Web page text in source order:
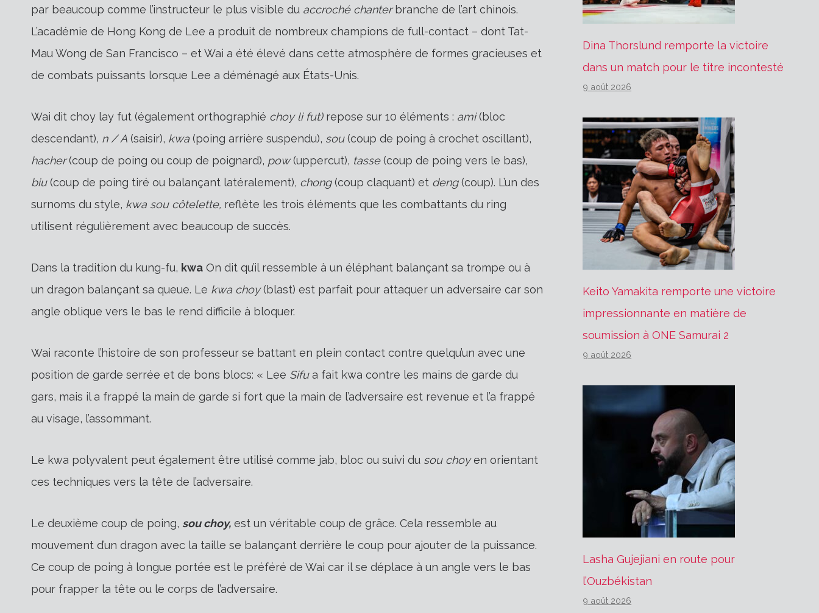
par beaucoup comme l’instructeur le plus visible du accroché chanterbranche de l’art chinois.
L’académie de Hong Kong de Lee a produit de nombreux champions de full-contact – dont Tat-
Mau Wong de San Francisco – et Wai a été élevé dans cette atmosphère de formes gracieuses et
de combats puissants lorsque Lee a déménagé aux États-Unis.
Wai dit choy lay fut (également orthographié choy li fut)repose sur 10 éléments : ami(bloc
descendant), n / A (saisir), kwa (poing arrière suspendu), sou(coup de poing à crochet oscillant),
hacher(coup de poing ou coup de poignard), pow(uppercut), tasse(coup de poing vers le bas),
biu(coup de poing tiré ou balançant latéralement), chong(coup claquant) et deng(coup). L’un des
surnoms du style, kwa sou côtelette, reflète les trois éléments que les combattants du ring
utilisent régulièrement avec beaucoup de succès.
Dans la tradition du kung-fu, kwa On dit qu’il ressemble à un éléphant balançant sa trompe ou à
un dragon balançant sa queue. Le kwa choy(blast) est parfait pour attaquer un adversaire car son
angle oblique vers le bas le rend difficile à bloquer.
Wai raconte l’histoire de son professeur se battant en plein contact contre quelqu’un avec une
position de garde serrée et de bons blocs: « Lee Sifua fait kwa contre les mains de garde du
gars, mais il a frappé la main de garde si fort que la main de l’adversaire est revenue et l’a frappé
au visage, l’assommant.
Le kwa polyvalent peut également être utilisé comme jab, bloc ou suivi du sou choyen orientant
ces techniques vers la tête de l’adversaire.
Le deuxième coup de poing, sou choy, est un véritable coup de grâce. Cela ressemble au
mouvement d’un dragon avec la taille se balançant derrière le coup pour ajouter de la puissance.
Ce coup de poing à longue portée est le préféré de Wai car il se déplace à un angle vers le bas
pour frapper la tête ou le corps de l’adversaire.
Dina Thorslund remporte la victoire
dans un match pour le titre incontesté
9 août 2026
Keito Yamakita remporte une victoire
impressionnante en matière de
soumission à ONE Samurai 2
9 août 2026
Lasha Gujejiani en route pour
l’Ouzbékistan
9 août 2026